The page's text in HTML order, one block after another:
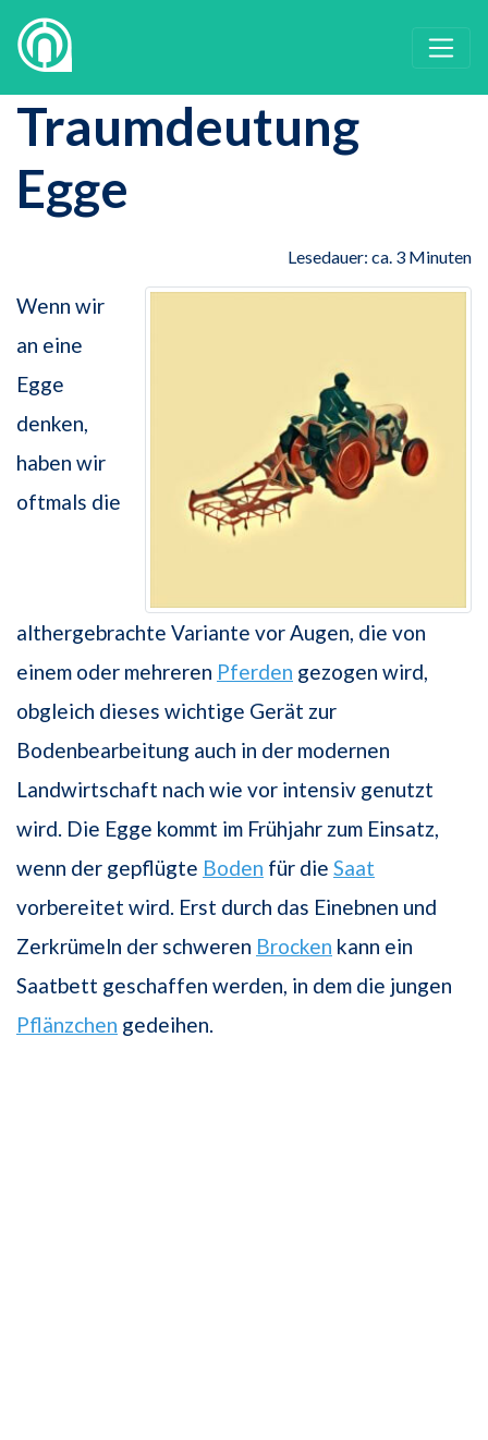
Traumdeutung
Egge
Lesedauer: ca. 3 Minuten
Wenn wir
an eine
Egge
denken,
haben wir
oftmals die
althergebrachte Variante vor Augen, die von
einem oder mehreren Pferden gezogen wird,
obgleich dieses wichtige Gerät zur
Bodenbearbeitung auch in der modernen
Landwirtschaft nach wie vor intensiv genutzt
wird. Die Egge kommt im Frühjahr zum Einsatz,
wenn der gepflügte Boden für die Saat
vorbereitet wird. Erst durch das Einebnen und
Zerkrümeln der schweren Brocken kann ein
Saatbett geschaffen werden, in dem die jungen
Pflänzchen gedeihen.